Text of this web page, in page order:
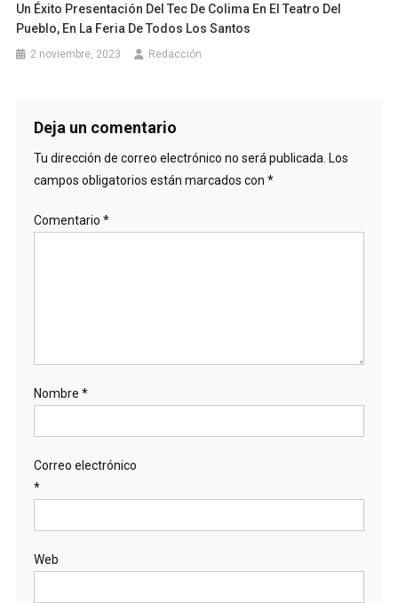
Un Éxito Presentación Del Tec De Colima En El Teatro Del
Pueblo, En La Feria De Todos Los Santos
2 noviembre, 2023 Redacción
Deja un comentario
Tu dirección de correo electrónico no será publicada. Los
campos obligatorios están marcados con *
Comentario *
Nombre *
Correo electrónico
*
Web